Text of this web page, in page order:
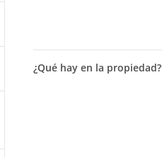
¿Qué hay en la propiedad?